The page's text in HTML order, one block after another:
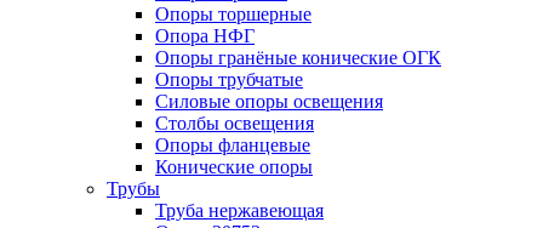
Опоры торшерные
Опора НФГ
Опоры гранёные конические ОГК
Опоры трубчатые
Силовые опоры освещения
Столбы освещения
Опоры фланцевые
Конические опоры
Трубы
Труба нержавеющая